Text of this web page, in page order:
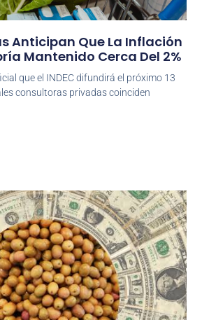
Anticipan Que La Inflación
Mantenido Cerca Del 2%
que el INDEC difundirá el próximo 13
consultoras privadas coinciden